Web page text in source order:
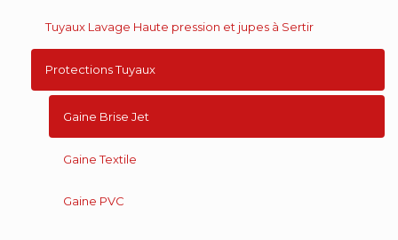
Tuyaux Lavage Haute pression et jupes à Sertir
Protections Tuyaux
Gaine Brise Jet
Gaine Textile
Gaine PVC